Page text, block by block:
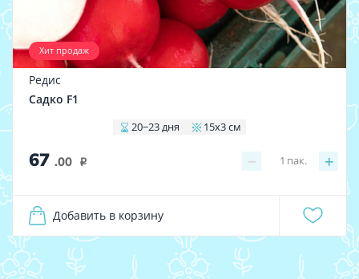
Хит продаж
Редис
Садко F1
20−23 дня 15x3 см
67 .00 i − +
1 пак.
Добавить в корзину